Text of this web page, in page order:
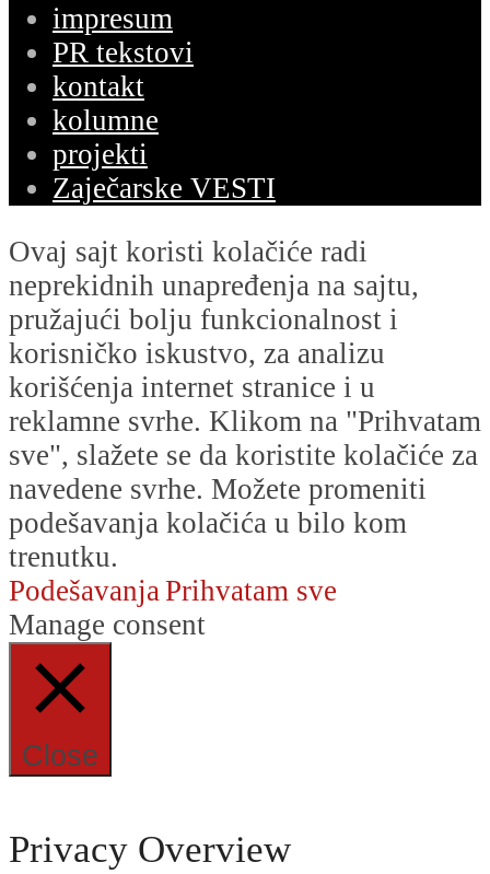
impresum
PR tekstovi
kontakt
kolumne
projekti
Zaječarske VESTI
Ovaj sajt koristi kolačiće radi
neprekidnih unapređenja na sajtu,
pružajući bolju funkcionalnost i
korisničko iskustvo, za analizu
korišćenja internet stranice i u
reklamne svrhe. Klikom na "Prihvatam
sve", slažete se da koristite kolačiće za
navedene svrhe. Možete promeniti
podešavanja kolačića u bilo kom
trenutku.
PodešavanjaPrihvatam sve
Manage consent
Close
Privacy Overview